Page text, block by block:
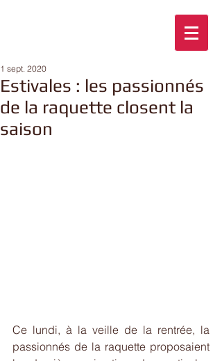
Estivales : les passionnés
de la raquette closent la
saison
1 sept. 2020
Ce lundi, à la veille de la rentrée, la
passionnés de la raquette proposaient